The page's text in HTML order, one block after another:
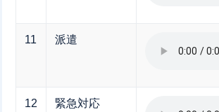
11 派遣
12 緊急対応